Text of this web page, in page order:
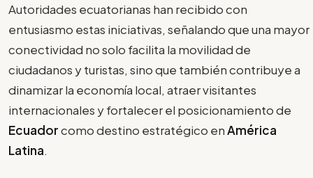
Autoridades ecuatorianas han recibido con
entusiasmo estas iniciativas, señalando que una mayor
conectividad no solo facilita la movilidad de
ciudadanos y turistas, sino que también contribuye a
dinamizar la economía local, atraer visitantes
internacionales y fortalecer el posicionamiento de
Ecuadorcomo destino estratégico enAmérica
Latina.